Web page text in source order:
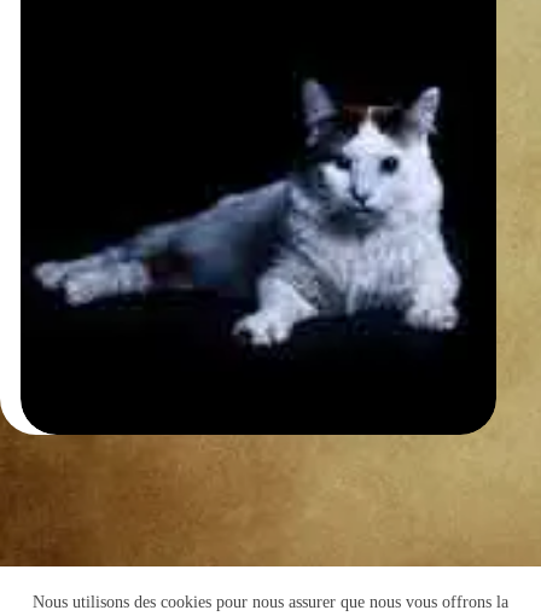
Nous utilisons des cookies pour nous assurer que nous vous offrons la